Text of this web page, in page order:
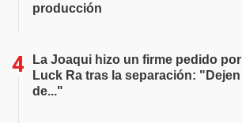
producción
La Joaqui hizo un firme pedido por
Luck Ra tras la separación: "Dejen
de..."